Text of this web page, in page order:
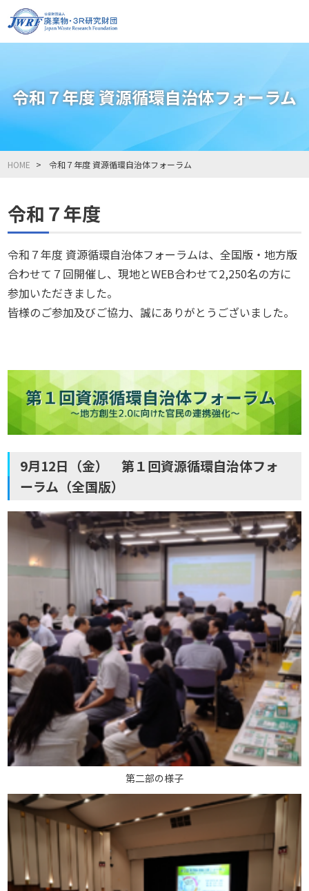
令和７年度 資源循環自治体フォーラム
HOME 令和７年度 資源循環自治体フォーラム
令和７年度
令和７年度 資源循環自治体フォーラムは、全国版・地方版
合わせて７回開催し、現地とWEB合わせて2,250名の方に
参加いただきました。
皆様のご参加及びご協力、誠にありがとうございました。
9月12日（金） 第１回資源循環自治体フォ
ーラム（全国版）
第二部の様子